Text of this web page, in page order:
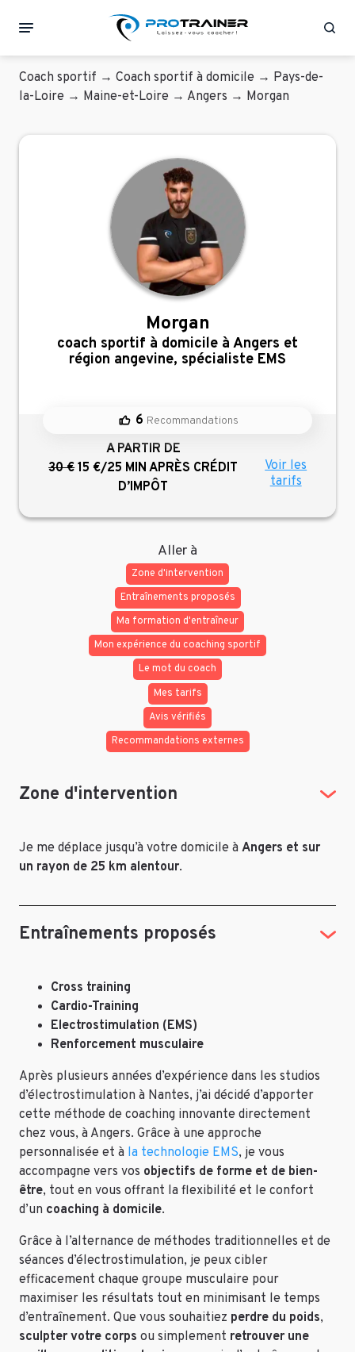
Coach sportif → Coach sportif à domicile → Pays-de-
la-Loire → Maine-et-Loire → Angers → Morgan
Morgan
coach sportif à domicile à Angers et
région angevine, spécialiste EMS
6 Recommandations
A PARTIR DE
30 €15 €/25 MINAPRÈS CRÉDIT
D’IMPÔT
Voir les
tarifs
Aller à
Zone d'intervention
Entraînements proposés
Ma formation d'entraîneur
Mon expérience du coaching sportif
Le mot du coach
Mes tarifs
Avis vérifiés
Recommandations externes
Zone d'intervention
Je me déplace jusqu’à votre domicile à Angers et sur
un rayon de 25 km alentour.
Entraînements proposés
Cross training
Cardio-Training
Electrostimulation (EMS)
Renforcement musculaire
Après plusieurs années d’expérience dans les studios
d’électrostimulation à Nantes, j’ai décidé d’apporter
cette méthode de coaching innovante directement
chez vous, à Angers. Grâce à une approche
personnalisée et à la technologie EMS, je vous
accompagne vers vos objectifs de forme et de bien-
être, tout en vous offrant la flexibilité et le confort
d’un coaching à domicile.
Grâce à l’alternance de méthodes traditionnelles et de
séances d’électrostimulation, je peux cibler
efficacement chaque groupe musculaire pour
maximiser les résultats tout en minimisant le temps
d’entraînement. Que vous souhaitiez perdre du poids,
sculpter votre corps ou simplement retrouver une